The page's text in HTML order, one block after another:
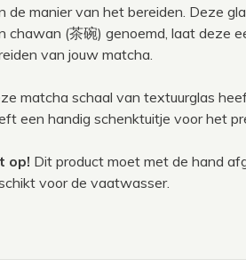
de manier van het bereiden. Deze
chawan (茶碗) genoemd, laat deze
van jouw matcha.
matcha schaal van textuurglas
een handig schenktuitje voor het
op! Dit product moet met de hand
voor de vaatwasser.